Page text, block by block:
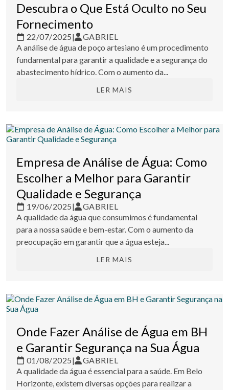
Descubra o Que Está Oculto no Seu
Fornecimento
22/07/2025|
GABRIEL
A análise de água de poço artesiano é um procedimento
fundamental para garantir a qualidade e a segurança do
abastecimento hídrico. Com o aumento da...
LER MAIS
Empresa de Análise de Água: Como
Escolher a Melhor para Garantir
Qualidade e Segurança
19/06/2025|
GABRIEL
A qualidade da água que consumimos é fundamental
para a nossa saúde e bem-estar. Com o aumento da
preocupação em garantir que a água esteja...
LER MAIS
Onde Fazer Análise de Água em BH
e Garantir Segurança na Sua Água
01/08/2025|
GABRIEL
A qualidade da água é essencial para a saúde. Em Belo
Horizonte, existem diversas opções para realizar a